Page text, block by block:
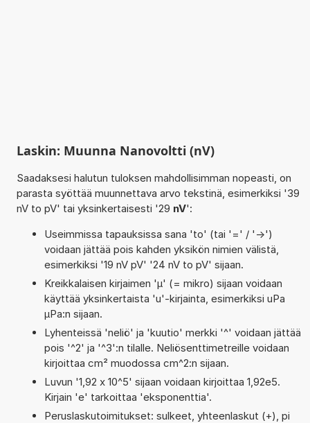
Laskin: Muunna Nanovoltti (nV)
Saadaksesi halutun tuloksen mahdollisimman nopeasti, on
parasta syöttää muunnettava arvo tekstinä, esimerkiksi '39
nV to pV' tai yksinkertaisesti '29 nV':
Useimmissa tapauksissa sana 'to' (tai '=' / '->')
voidaan jättää pois kahden yksikön nimien välistä,
esimerkiksi '19 nV pV' '24 nV to pV' sijaan.
Kreikkalaisen kirjaimen 'µ' (= mikro) sijaan voidaan
käyttää yksinkertaista 'u'-kirjainta, esimerkiksi uPa
µPa:n sijaan.
Lyhenteissä 'neliö' ja 'kuutio' merkki '^' voidaan jättää
pois '^2' ja '^3':n tilalle. Neliösenttimetreille voidaan
kirjoittaa cm² muodossa cm^2:n sijaan.
Luvun '1,92 x 10^5' sijaan voidaan kirjoittaa 1,92e5.
Kirjain 'e' tarkoittaa 'eksponenttia'.
Peruslaskutoimitukset: sulkeet, yhteenlaskut (+), pi